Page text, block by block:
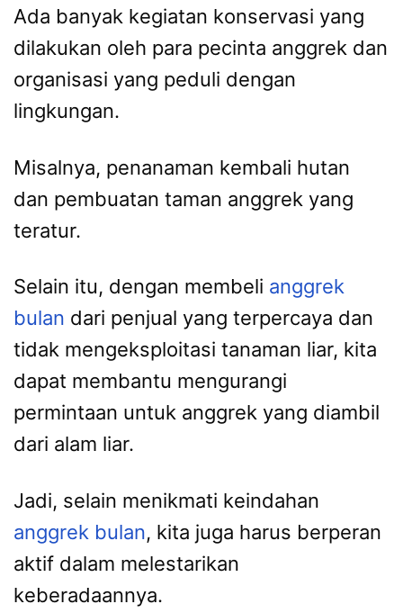
Ada banyak kegiatan konservasi yang
dilakukan oleh para pecinta anggrek dan
organisasi yang peduli dengan
lingkungan.
Misalnya, penanaman kembali hutan
dan pembuatan taman anggrek yang
teratur.
Selain itu, dengan membeli anggrek
bulan dari penjual yang terpercaya dan
tidak mengeksploitasi tanaman liar, kita
dapat membantu mengurangi
permintaan untuk anggrek yang diambil
dari alam liar.
Jadi, selain menikmati keindahan
anggrek bulan, kita juga harus berperan
aktif dalam melestarikan
keberadaannya.